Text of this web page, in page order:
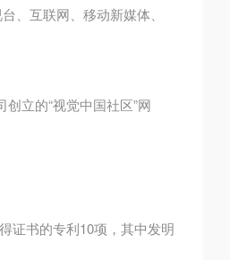
、互联网、移动新媒体、
立的“视觉中国社区”网
证书的专利10项，其中发明